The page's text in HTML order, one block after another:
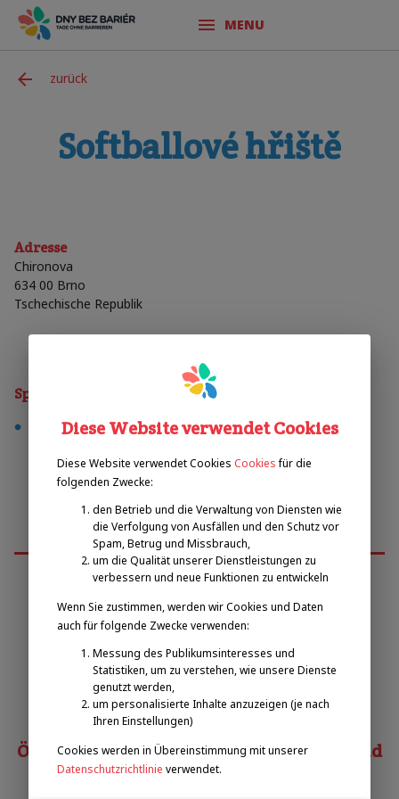
MENU
zurück
Softballové hřiště
Adresse
Chironova
634 00 Brno
Tschechische Republik
Sporty
softball
Emilova sportovní, z.s.
Pavel Zbožínek
zbozinek@emilova-sportovni.cz
+420 602 720 518
Österreichischer Behindertensportverband
Diese Website verwendet Cookies
Diese Website verwendet Cookies Cookies für die
folgenden Zwecke:
den Betrieb und die Verwaltung von Diensten wie
die Verfolgung von Ausfällen und den Schutz vor
Spam, Betrug und Missbrauch,
um die Qualität unserer Dienstleistungen zu
verbessern und neue Funktionen zu entwickeln
Wenn Sie zustimmen, werden wir Cookies und Daten
auch für folgende Zwecke verwenden:
Messung des Publikumsinteresses und
Statistiken, um zu verstehen, wie unsere Dienste
genutzt werden,
um personalisierte Inhalte anzuzeigen (je nach
Ihren Einstellungen)
Cookies werden in Übereinstimmung mit unserer
Datenschutzrichtlinie verwendet.